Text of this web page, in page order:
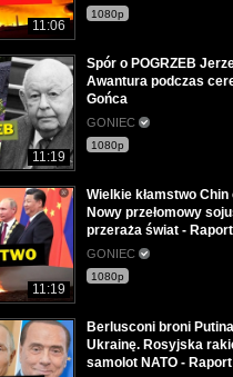
11:06
1080p
11:19
Spór o POGRZEB
Awantura podczas
Gońca
GONIEC
1080p
11:19
Wielkie kłamstwo
Nowy przełomowy
przeraża świat -
GONIEC
1080p
Berlusconi broni
Ukrainę. Rosyjska
samolot NATO -